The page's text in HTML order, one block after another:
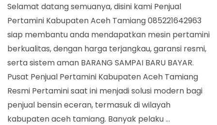
Kabupaten
Aceh
Tamiang
Selamat datang semuanya, disini kami Penjual
Pertamini Kabupaten Aceh Tamiang 085221642963
siap membantu anda mendapatkan mesin pertamini
berkualitas, dengan harga terjangkau, garansi resmi,
serta sistem aman BARANG SAMPAI BARU BAYAR.
Pusat Penjual Pertamini Kabupaten Aceh Tamiang
Resmi Pertamini saat ini menjadi solusi modern bagi
penjual bensin eceran, termasuk di wilayah
kabupaten aceh tamiang. Banyak pelaku …